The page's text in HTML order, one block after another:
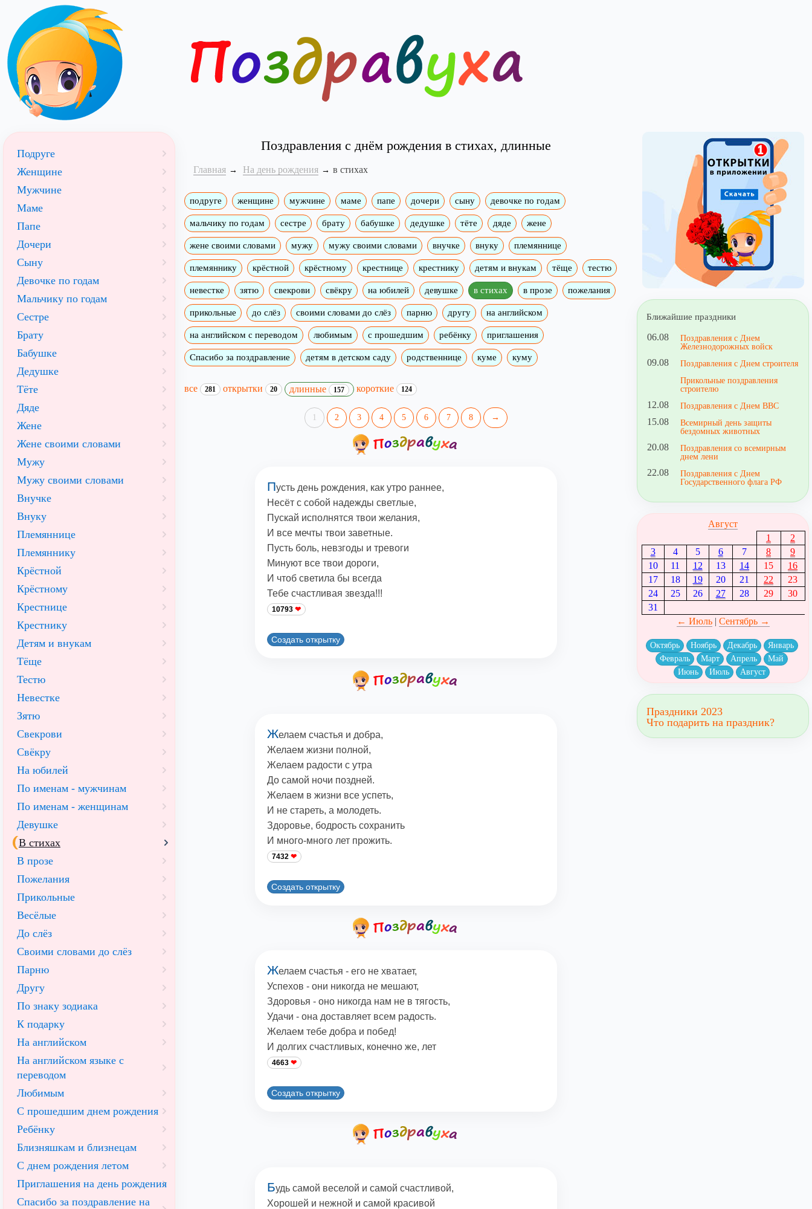
Поздравления с днём рождения в стихах, длинные
Главная На день рождения в стихах
подруге женщине мужчине маме папе дочери сыну девочке по годам
мальчику по годам сестре брату бабушке дедушке тёте дяде жене
жене своими словами мужу мужу своими словами внучке внуку племяннице
племяннику крёстной крёстному крестнице крестнику детям и внукам тёще тестю
невестке зятю свекрови свёкру на юбилей девушке в стихах в прозе пожелания
прикольные до слёз своими словами до слёз парню другу на английском
на английском с переводом любимым с прошедшим ребёнку приглашения
Спасибо за поздравление детям в детском саду родственнице куме куму
все 281 открытки 20 длинные 157 короткие 124
1 2 3 4 5 6 7 8 →
Пусть день рождения, как утро раннее,
Несёт с собой надежды светлые,
Пускай исполнятся твои желания,
И все мечты твои заветные.
Пусть боль, невзгоды и тревоги
Минуют все твои дороги,
И чтоб светила бы всегда
Тебе счастливая звезда!!!
10793
Создать открытку
Желаем счастья и добра,
Желаем жизни полной,
Желаем радости с утра
До самой ночи поздней.
Желаем в жизни все успеть,
И не стареть, а молодеть.
Здоровье, бодрость сохранить
И много-много лет прожить.
7432
Создать открытку
Желаем счастья - его не хватает,
Успехов - они никогда не мешают,
Здоровья - оно никогда нам не в тягость,
Удачи - она доставляет всем радость.
Желаем тебе добра и побед!
И долгих счастливых, конечно же, лет
4663
Создать открытку
Будь самой веселой и самой счастливой,
Хорошей и нежной и самой красивой
Подруге
Женщине
Мужчине
Маме
Папе
Дочери
Сыну
Девочке по годам
Мальчику по годам
Сестре
Брату
Бабушке
Дедушке
Тёте
Дяде
Жене
Жене своими словами
Мужу
Мужу своими словами
Внучке
Внуку
Племяннице
Племяннику
Крёстной
Крёстному
Крестнице
Крестнику
Детям и внукам
Тёще
Тестю
Невестке
Зятю
Свекрови
Свёкру
На юбилей
По именам - мужчинам
По именам - женщинам
Девушке
В стихах
В прозе
Пожелания
Прикольные
Весёлые
До слёз
Своими словами до слёз
Парню
Другу
По знаку зодиака
К подарку
На английском
На английском языке с
переводом
Любимым
С прошедшим днем рождения
Ребёнку
Близняшкам и близнецам
С днем рождения летом
Приглашения на день рождения
Спасибо за поздравление на
Ближайшие праздники
06.08
Поздравления с Днем
Железнодорожных войск
09.08
Поздравления с Днем строителя
Прикольные поздравления
строителю
12.08 Поздравления с Днем ВВС
15.08
Всемирный день защиты
бездомных животных
20.08
Поздравления со всемирным
днем лени
22.08
Поздравления с Днем
Государственного флага РФ
Август
1
2
3
4 5 6 7 8
9
10
11 12 13 14 15
16
17
18 19 20 21 22
23
24
25 26 27 28 29
30
31
← Июль| Сентябрь →
Октябрь Ноябрь Декабрь
Январь
Февраль
Март Апрель
Май
Июнь
Июль Август
Праздники 2023
Что подарить на праздник?